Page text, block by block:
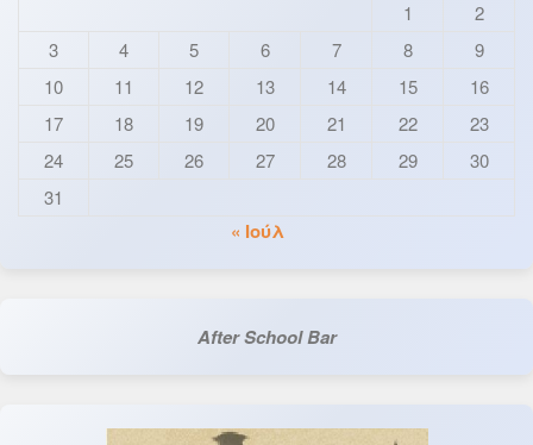
1
2
3
4 5 6 7 8
9
10
11 12 13 14 15
16
17
18 19 20 21 22
23
24
25 26 27 28 29
30
31
« Ιούλ
After School Bar